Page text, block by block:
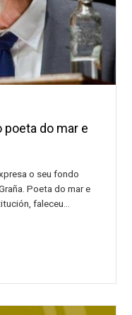
poeta do mar e
o seu fondo
Poeta do mar e
faleceu…